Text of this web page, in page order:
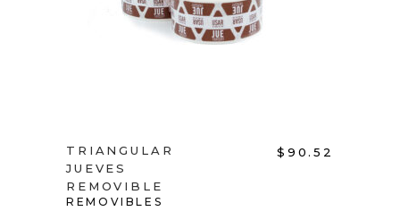
TRIANGULAR
JUEVES
REMOVIBLE
$ 90.52
REMOVIBLES